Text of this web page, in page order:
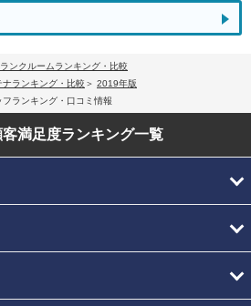
ランクルームランキング・比較
ランキング・比較
2019年版
ランキング・口コミ情報
満足度ランキング一覧